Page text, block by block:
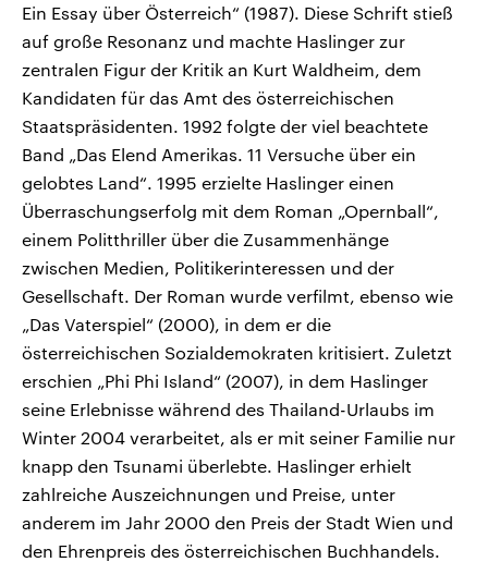
Ein Essay über Österreich“ (1987). Diese Schrift stieß
auf große Resonanz und machte Haslinger zur
zentralen Figur der Kritik an Kurt Waldheim, dem
Kandidaten für das Amt des österreichischen
Staatspräsidenten. 1992 folgte der viel beachtete
Band „Das Elend Amerikas. 11 Versuche über ein
gelobtes Land“. 1995 erzielte Haslinger einen
Überraschungserfolg mit dem Roman „Opernball“,
einem Politthriller über die Zusammenhänge
zwischen Medien, Politikerinteressen und der
Gesellschaft. Der Roman wurde verfilmt, ebenso wie
„Das Vaterspiel“ (2000), in dem er die
österreichischen Sozialdemokraten kritisiert. Zuletzt
erschien „Phi Phi Island“ (2007), in dem Haslinger
seine Erlebnisse während des Thailand-Urlaubs im
Winter 2004 verarbeitet, als er mit seiner Familie nur
knapp den Tsunami überlebte. Haslinger erhielt
zahlreiche Auszeichnungen und Preise, unter
anderem im Jahr 2000 den Preis der Stadt Wien und
den Ehrenpreis des österreichischen Buchhandels.